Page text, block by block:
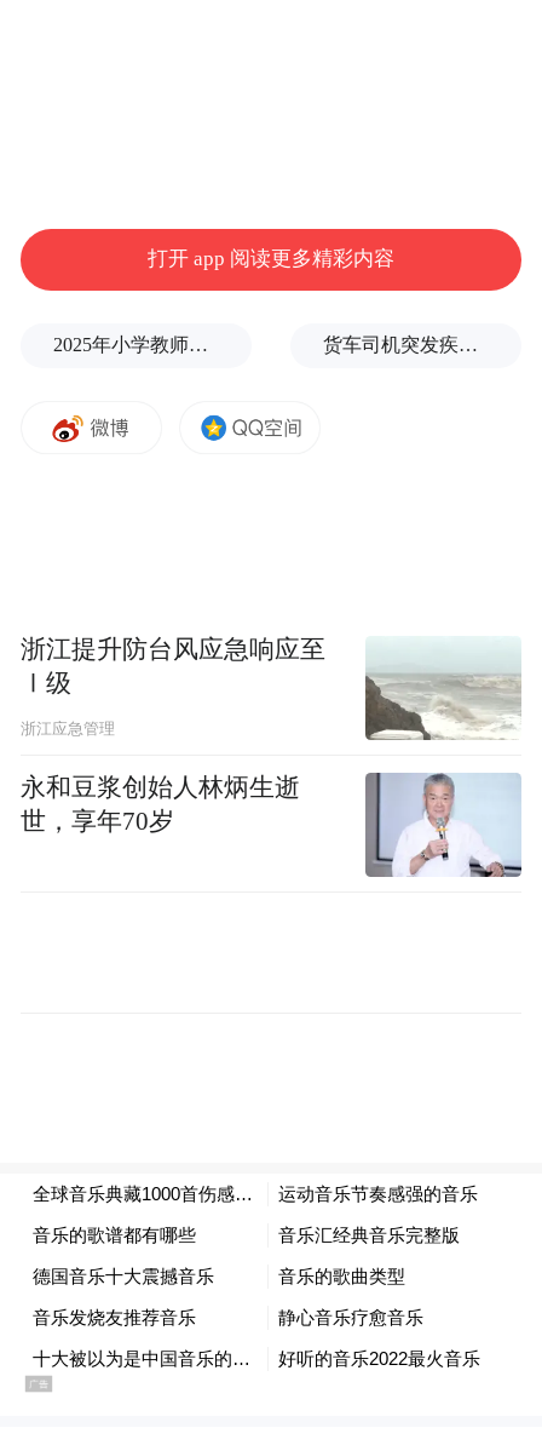
事发当日，小龙借着上门拿快递来到小丽家
中，当时小丽独自在家。小龙想办法让小丽
喝下了被下了药的水。“她喝了两口后，过了
话有气无力。”
事后，小龙并没有马上离开，而是待在小丽
“我等了很长时间，发现她一直意识不清，就
联系了‘迷魂药’的卖家，看看有什么解药。”
小龙透露，卖家让他做一锅绿豆汤给对方喝
别再去她家了。”小龙说。
后经小丽本人报警，公安机关将犯罪嫌疑人
小龙抓获。经鉴定，小龙给小丽下的“迷魂
药”实为一种安眠镇定的药物。
打开 app 阅读更多精彩内容
2025年小学教师减少13.19万 货车司机突发疾病晕倒车轮边，陌生同行第一时间发现并救助
浙江提升防台风应急响应至
Ⅰ级
浙江应急管理
永和豆浆创始人林炳生逝
世，享年70岁